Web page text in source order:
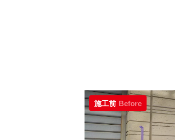
施工前 Before